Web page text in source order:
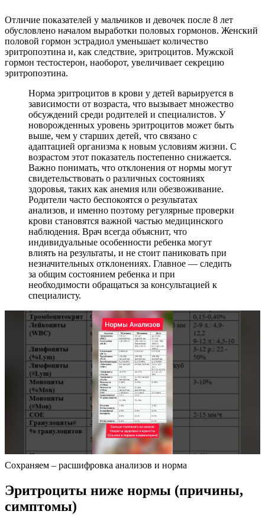
Отличие показателей у мальчиков и девочек после 8 лет
обусловлено началом выработки половых гормонов. Женский
половой гормон эстрадиол уменьшает количество
эритропоэтина и, как следствие, эритроцитов. Мужской
гормон тестостерон, наоборот, увеличивает секрецию
эритропоэтина.
Норма эритроцитов в крови у детей варьируется в
зависимости от возраста, что вызывает множество
обсуждений среди родителей и специалистов. У
новорожденных уровень эритроцитов может быть
выше, чем у старших детей, что связано с
адаптацией организма к новым условиям жизни. С
возрастом этот показатель постепенно снижается.
Важно понимать, что отклонения от нормы могут
свидетельствовать о различных состояниях
здоровья, таких как анемия или обезвоживание.
Родители часто беспокоятся о результатах
анализов, и именно поэтому регулярные проверки
крови становятся важной частью медицинского
наблюдения. Врач всегда объяснит, что
индивидуальные особенности ребенка могут
влиять на результаты, и не стоит паниковать при
незначительных отклонениях. Главное — следить
за общим состоянием ребенка и при
необходимости обращаться за консультацией к
специалисту.
Сохраняем – расшифровка анализов и норма
Эритроциты ниже нормы (причины,
симптомы)